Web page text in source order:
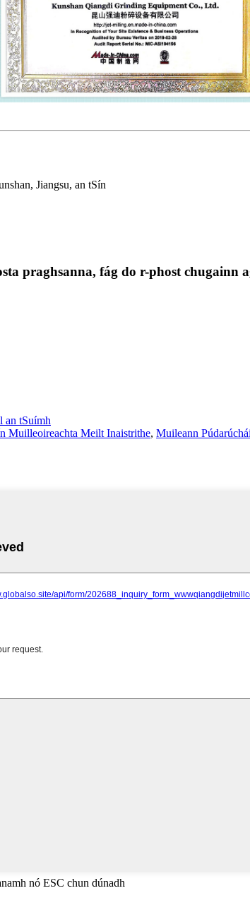
Jiangsu, an tSín
praghsanna, fág do r-phost chugainn
an tSuímh
Muilleoireachta Meilt Inaistrithe, Muileann
nó ESC chun dúnadh